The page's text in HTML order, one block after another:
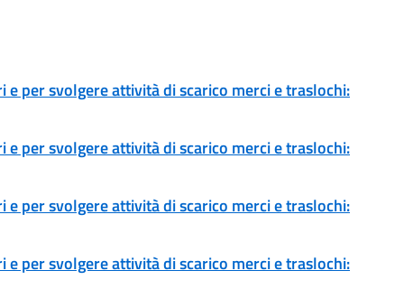
per svolgere attività di scarico merci e traslochi:
per svolgere attività di scarico merci e traslochi:
per svolgere attività di scarico merci e traslochi:
per svolgere attività di scarico merci e traslochi: